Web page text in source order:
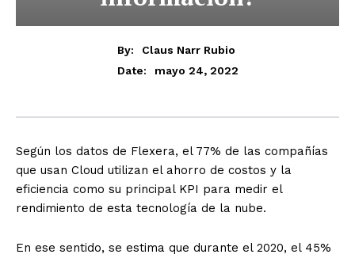
By:
Claus Narr Rubio
Date:
mayo 24, 2022
Según los datos de Flexera, el 77% de las compañías
que usan Cloud utilizan el ahorro de costos y la
eficiencia como su principal KPI para medir el
rendimiento de esta tecnología de la nube.
En ese sentido, se estima que durante el 2020, el 45%